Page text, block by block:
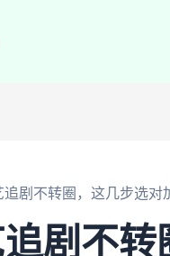
剧不转圈，这几步选对
剧不转